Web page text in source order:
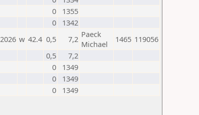
0
1355
0
1342
w 42.4 0,5 7,2 Paeck
Michael
1465 119056
0,5
7,2
0
1349
0
1349
0
1349